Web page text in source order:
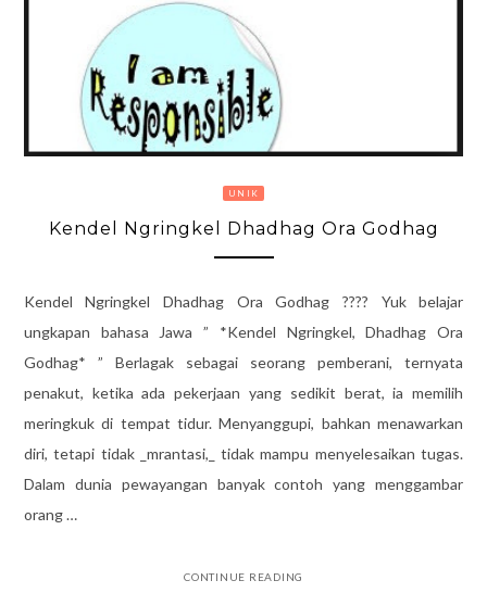
UNIK
Kendel Ngringkel Dhadhag Ora Godhag
Kendel Ngringkel Dhadhag Ora Godhag ???? Yuk belajar
ungkapan bahasa Jawa ” *Kendel Ngringkel, Dhadhag Ora
Godhag* ” Berlagak sebagai seorang pemberani, ternyata
penakut, ketika ada pekerjaan yang sedikit berat, ia memilih
meringkuk di tempat tidur. Menyanggupi, bahkan menawarkan
diri, tetapi tidak _mrantasi,_ tidak mampu menyelesaikan tugas.
Dalam dunia pewayangan banyak contoh yang menggambar
orang …
CONTINUE READING